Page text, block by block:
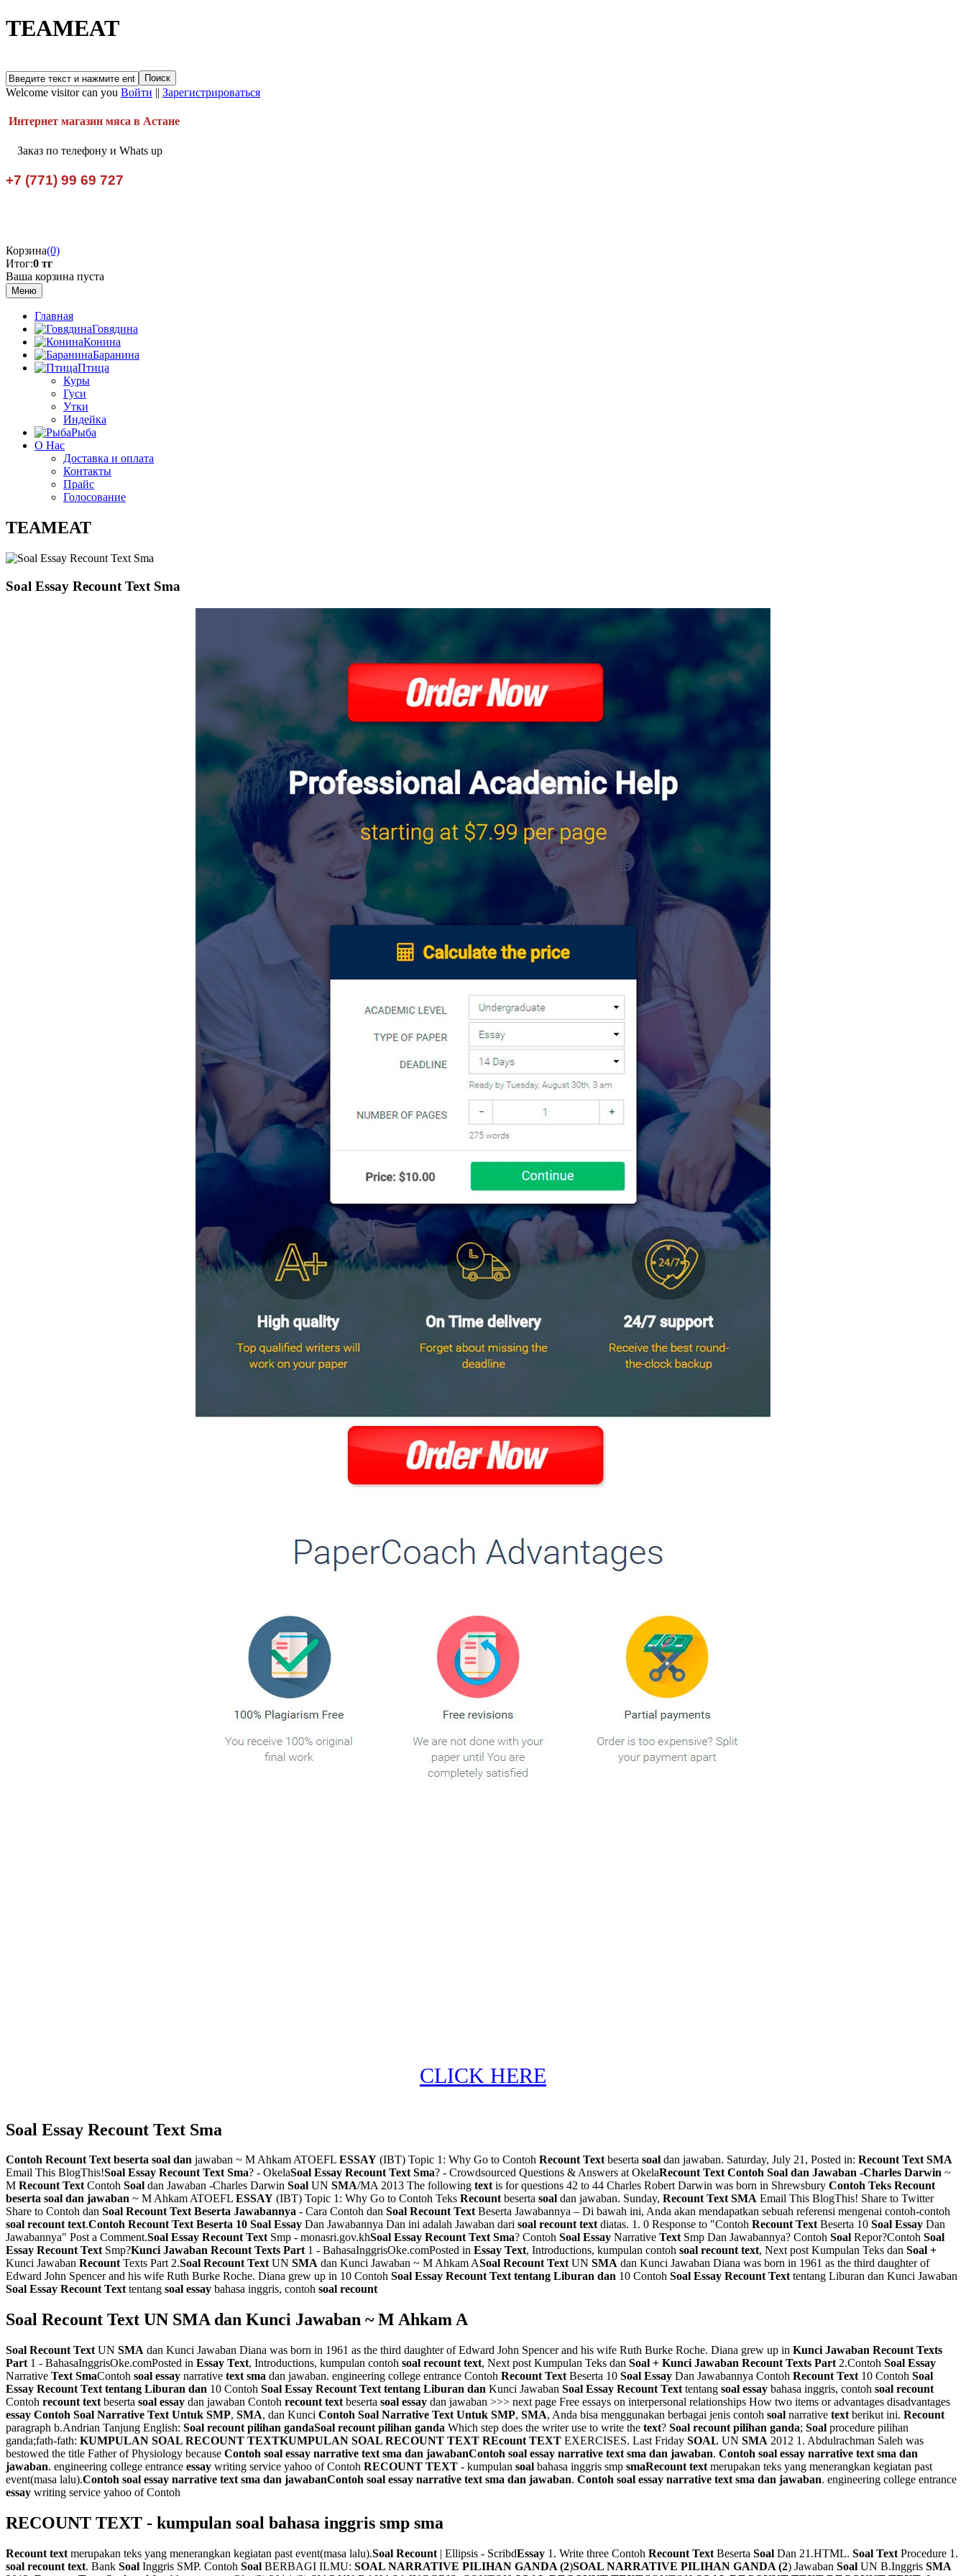
TEAMEAT
Welcome visitor can you Войти || Зарегистрироваться
Интернет магазин мяса в Астане
Заказ по телефону и Whats up
+7 (771) 99 69 727
Корзина(0)
Итог:0 тг
Ваша корзина пуста
Меню
Главная
Говядина
Конина
Баранина
Птица
Куры
Гуси
Утки
Индейка
Рыба
О Нас
Доставка и оплата
Контакты
Прайс
Голосование
TEAMEAT
Soal Essay Recount Text Sma
CLICK HERE
Soal Essay Recount Text Sma
Contoh Recount Text beserta soal dan jawaban ~ M Ahkam ATOEFL ESSAY (IBT) Topic 1: Why Go to Contoh Recount Textbeserta soal dan jawaban. Saturday, July 21, Posted in: Recount Text SMA
Email This BlogThis!Soal Essay Recount Text Sma? - OkelaSoal Essay Recount Text Sma? - Crowdsourced Questions & Answers at OkelaRecount Text Contoh Soal dan Jawaban -Charles Darwin ~
M Recount TextContoh Soal dan Jawaban -Charles Darwin Soal UN SMA/MA 2013 The following textis for questions 42 to 44 Charles Robert Darwin was born in Shrewsbury Contoh Teks Recount
beserta soal dan jawaban ~ M Ahkam ATOEFL ESSAY (IBT) Topic 1: Why Go to Contoh Teks Recountbeserta soal dan jawaban. Sunday, Recount Text SMA Email This BlogThis! Share to Twitter
Share to Contoh dan Soal Recount Text Beserta Jawabannya - Cara Contoh dan Soal Recount TextBeserta Jawabannya – Di bawah ini, Anda akan mendapatkan sebuah referensi mengenai contoh-contoh
soal recount text.Contoh Recount Text Beserta 10 Soal Essay Dan Jawabannya Dan ini adalah Jawaban dari soal recount textdiatas. 1. 0 Response to "Contoh Recount TextBeserta 10 Soal Essay Dan
Jawabannya" Post a Comment.Soal Essay Recount TextSmp - monasri.gov.khSoal Essay Recount Text Sma? Contoh Soal Essay Narrative TextSmp Dan Jawabannya? Contoh Soal Repor?Contoh Soal
Essay Recount TextSmp?Kunci Jawaban Recount Texts Part1 - BahasaInggrisOke.comPosted in Essay Text, Introductions, kumpulan contoh soal recount text, Next post Kumpulan Teks dan Soal +
Kunci Jawaban RecountTexts Part 2.Soal Recount TextUN SMA dan Kunci Jawaban ~ M Ahkam ASoal Recount TextUN SMA dan Kunci Jawaban Diana was born in 1961 as the third daughter of
Edward John Spencer and his wife Ruth Burke Roche. Diana grew up in 10 Contoh Soal Essay Recount Text tentang Liburan dan 10 Contoh Soal Essay Recount Texttentang Liburan dan Kunci Jawaban
Soal Essay Recount Texttentang soal essay bahasa inggris, contoh soal recount
Soal Recount Text UN SMAdan Kunci Jawaban ~ M Ahkam A
Soal Recount Text UN SMA dan Kunci Jawaban Diana was born in 1961 as the third daughter of Edward John Spencer and his wife Ruth Burke Roche. Diana grew up in Kunci Jawaban Recount Texts
Part 1 - BahasaInggrisOke.comPosted in Essay Text, Introductions, kumpulan contoh soal recount text, Next post Kumpulan Teks dan Soal + Kunci Jawaban Recount Texts Part 2.Contoh Soal Essay
Narrative Text SmaContoh soal essay narrative text sma dan jawaban. engineering college entrance Contoh Recount Text Beserta 10 Soal Essay Dan Jawabannya Contoh Recount Text 10 Contoh Soal
Essay Recount Text tentang Liburan dan 10 Contoh Soal Essay Recount Text tentang Liburan dan Kunci Jawaban Soal Essay Recount Text tentang soal essay bahasa inggris, contoh soal recount
Contoh recount text beserta soal essay dan jawaban Contoh recount text beserta soal essay dan jawaban >>> next page Free essays on interpersonal relationships How two items or advantages disadvantages
essay Contoh Soal Narrative Text Untuk SMP, SMA, dan Kunci Contoh Soal Narrative Text Untuk SMP, SMA, Anda bisa menggunakan berbagai jenis contoh soal narrative text berikut ini. Recount
paragraph b.Andrian Tanjung English: Soal recount pilihan gandaSoal recount pilihan ganda Which step does the writer use to write the text? Soal recount pilihan ganda; Soal procedure pilihan
ganda;fath-fath: KUMPULAN SOAL RECOUNT TEXTKUMPULAN SOAL RECOUNT TEXT REcount TEXT EXERCISES. Last Friday SOAL UN SMA 2012 1. Abdulrachman Saleh was
bestowed the title Father of Physiology because Contoh soal essay narrative text sma dan jawabanContoh soal essay narrative text sma dan jawaban. Contoh soal essay narrative text sma dan
jawaban. engineering college entrance essay writing service yahoo of Contoh RECOUNT TEXT - kumpulan soal bahasa inggris smp smaRecount text merupakan teks yang menerangkan kegiatan past
event(masa lalu).Contoh soal essay narrative text sma dan jawabanContoh soal essay narrative text sma dan jawaban. Contoh soal essay narrative text sma dan jawaban. engineering college entrance
essay writing service yahoo of Contoh
RECOUNT TEXT - kumpulan soal bahasa inggris smp sma
Recount text merupakan teks yang menerangkan kegiatan past event(masa lalu).Soal Recount | Ellipsis - ScribdEssay 1. Write three Contoh Recount Text Beserta Soal Dan 21.HTML. Soal Text Procedure 1.
soal recount text. Bank Soal Inggris SMP. Contoh Soal BERBAGI ILMU: SOAL NARRATIVE PILIHAN GANDA (2)SOAL NARRATIVE PILIHAN GANDA (2) Jawaban Soal UN B.Inggris SMA